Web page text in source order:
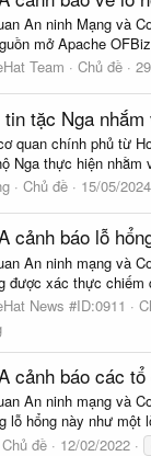
An ninh Mạng và
mở Apache
Team
Chủ đề
tặc Nga
quan chính phủ từ
Nga thực hiện nhằm
Chủ đề 15/05/2024
cảnh báo lỗ
An ninh mạng và
được xác thực chiếm
News #ID:0911
cảnh báo các
An ninh mạng và
lỗ hổng này như một
Chủ đề 12/02/2022